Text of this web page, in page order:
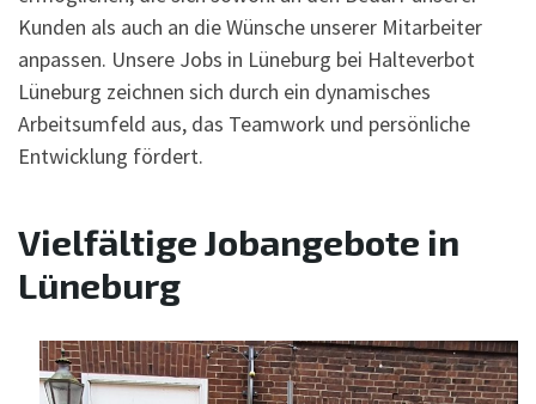
Kunden als auch an die Wünsche unserer Mitarbeiter
anpassen. Unsere Jobs in Lüneburg bei Halteverbot
Lüneburg zeichnen sich durch ein dynamisches
Arbeitsumfeld aus, das Teamwork und persönliche
Entwicklung fördert.
Vielfältige Jobangebote in
Lüneburg